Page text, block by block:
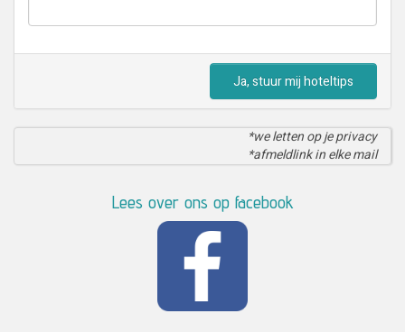
Ja, stuur mij hoteltips
*we letten op je privacy
*afmeldlink in elke mail
Lees over ons op facebook